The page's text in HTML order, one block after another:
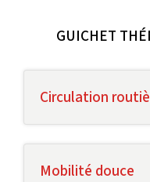
GUICHET
Circulation
Mobilité douce